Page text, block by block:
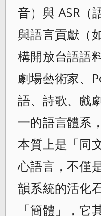
音）與 ASR（
與語言貢獻（
構開放台語語
劇場藝術家、
語、詩歌、戲
一的語言體系
本質上是「同
心語言，不僅
韻系統的活化
「簡體」，